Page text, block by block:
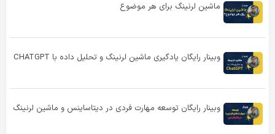
ماشین لرنینگ برای هر موضوع
وبینار رایگان یادگیری ماشین لرنینگ و تحلیل داده با CHATGPT
وبینار رایگان توسعه مهارت فردی در دیتاساینس و ماشین لرنینگ